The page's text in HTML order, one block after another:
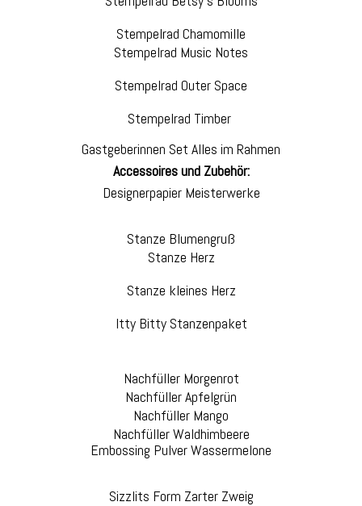
Stempelrad Chamomille
Stempelrad Music Notes
Stempelrad Outer Space
Stempelrad Timber
Gastgeberinnen Set Alles im Rahmen
Accessoires und Zubehör:
Designerpapier Meisterwerke
Stanze Blumengruß
Stanze Herz
Stanze kleines Herz
Itty Bitty Stanzenpaket
Nachfüller Morgenrot
Nachfüller Apfelgrün
Nachfüller Mango
Nachfüller Waldhimbeere
Embossing Pulver Wassermelone
Sizzlits Form Zarter Zweig